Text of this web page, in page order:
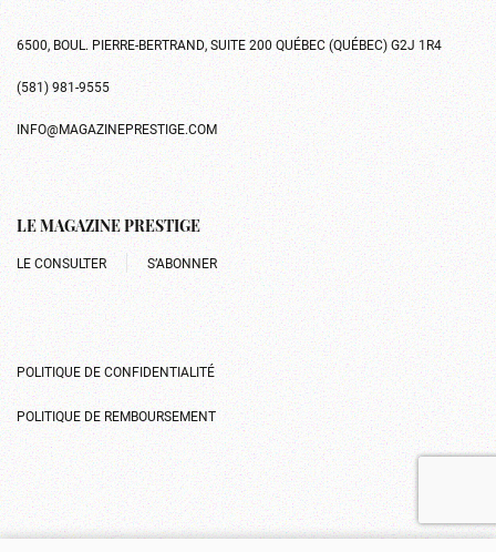
6500, BOUL. PIERRE-BERTRAND, SUITE 200 QUÉBEC (QUÉBEC) G2J 1R4
(581) 981-9555
INFO@MAGAZINEPRESTIGE.COM
LE MAGAZINE PRESTIGE
LE CONSULTER S’ABONNER
POLITIQUE DE CONFIDENTIALITÉ
POLITIQUE DE REMBOURSEMENT